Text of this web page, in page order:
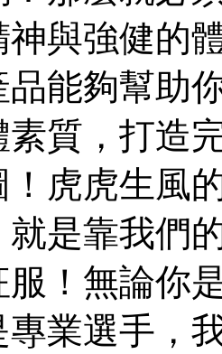
神與強健的
品能夠幫助
素質，打造
！虎虎生風
就是靠我們
服！無論你
專業選手，